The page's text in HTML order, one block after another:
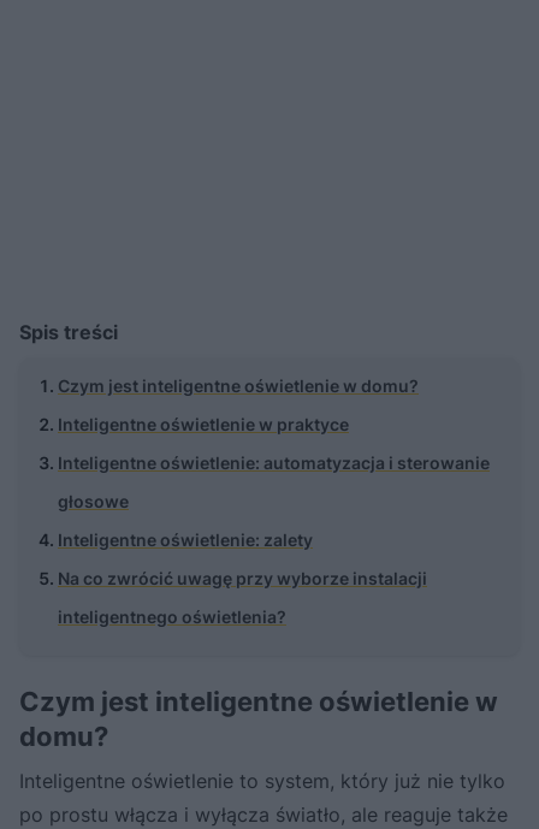
Spis treści
Czym jest inteligentne oświetlenie w domu?
Inteligentne oświetlenie w praktyce
Inteligentne oświetlenie: automatyzacja i sterowanie
głosowe
Inteligentne oświetlenie: zalety
Na co zwrócić uwagę przy wyborze instalacji
inteligentnego oświetlenia?
Czym jest inteligentne oświetlenie w
domu?
Inteligentne oświetlenie to system, który już nie tylko
po prostu włącza i wyłącza światło, ale reaguje także